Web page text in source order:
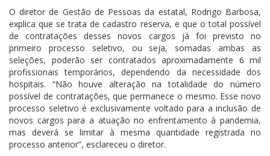
O diretor de Gestão de Pessoas da estatal, Rodrigo Barbosa,
explica que se trata de cadastro reserva, e que o total possível
de contratações desses novos cargos já foi previsto no
primeiro processo seletivo, ou seja, somadas ambas as
seleções, poderão ser contratados aproximadamente 6 mil
profissionais temporários, dependendo da necessidade dos
hospitais. “Não houve alteração na totalidade do número
possível de contratações, que permanece o mesmo. Esse novo
processo seletivo é exclusivamente voltado para a inclusão de
novos cargos para a atuação no enfrentamento à pandemia,
mas deverá se limitar à mesma quantidade registrada no
processo anterior”, esclareceu o diretor.